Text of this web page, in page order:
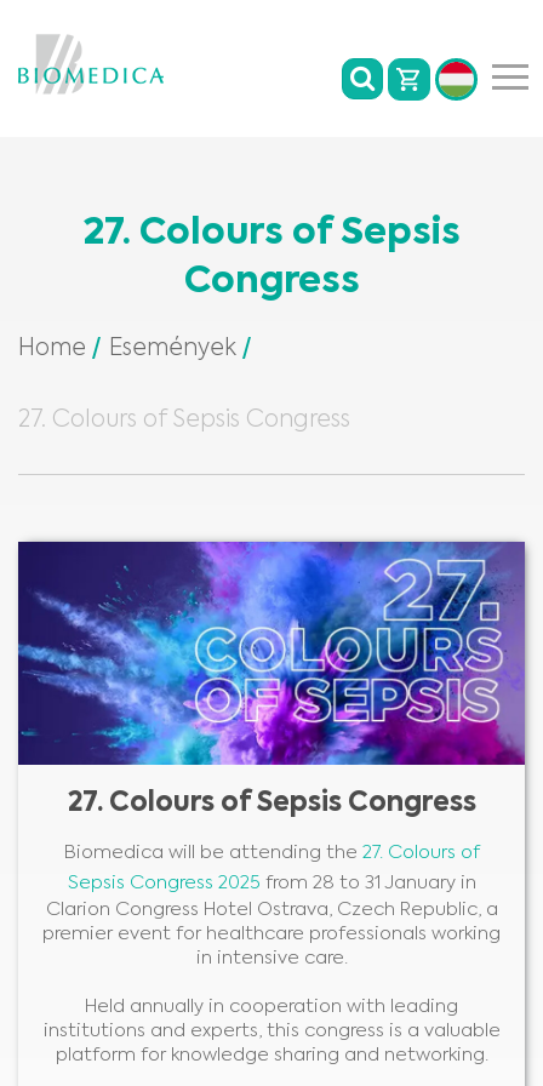
27. Colours of Sepsis
Congress
Home Események
27. Colours of Sepsis Congress
27. Colours of Sepsis Congress
Biomedica will be attending the 27. Colours of
Sepsis Congress 2025 from 28 to 31 January in
Clarion Congress Hotel Ostrava, Czech Republic, a
premier event for healthcare professionals working
in intensive care.
Held annually in cooperation with leading
institutions and experts, this congress is a valuable
platform for knowledge sharing and networking.